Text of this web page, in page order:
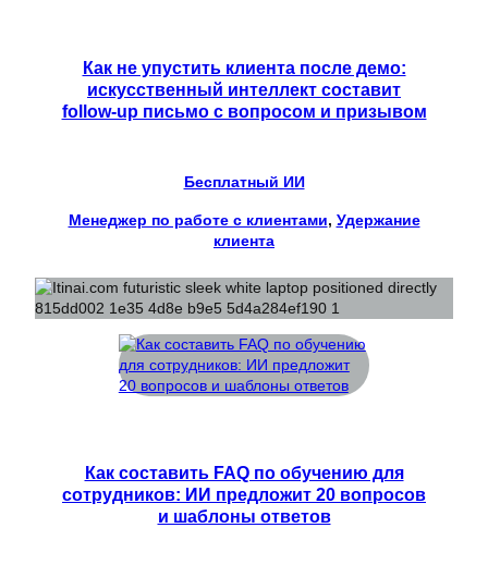
Как не упустить клиента после демо:
искусственный интеллект составит
follow-up письмо с вопросом и призывом
Бесплатный ИИ
Менеджер по работе с клиентами, Удержание
клиента
Как составить FAQ по обучению для
сотрудников: ИИ предложит 20 вопросов
и шаблоны ответов